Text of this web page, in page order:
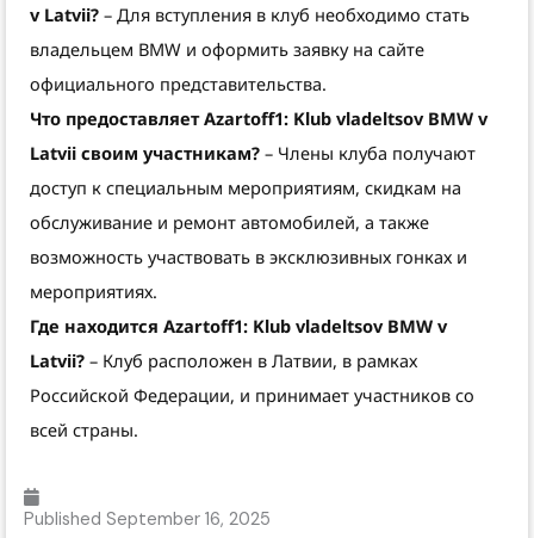
v Latvii? – Для вступления в клуб необходимо стать
владельцем BMW и оформить заявку на сайте
официального представительства.
Что предоставляет Azartoff1: Klub vladeltsov BMW v
Latvii своим участникам? – Члены клуба получают
доступ к специальным мероприятиям, скидкам на
обслуживание и ремонт автомобилей, а также
возможность участвовать в эксклюзивных гонках и
мероприятиях.
Где находится Azartoff1: Klub vladeltsov BMW v
Latvii? – Клуб расположен в Латвии, в рамках
Российской Федерации, и принимает участников со
всей страны.
Published September 16, 2025